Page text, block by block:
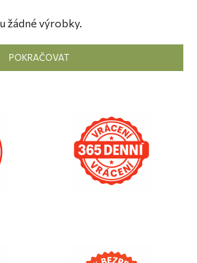
žádné výrobky.
POKRAČOVAT